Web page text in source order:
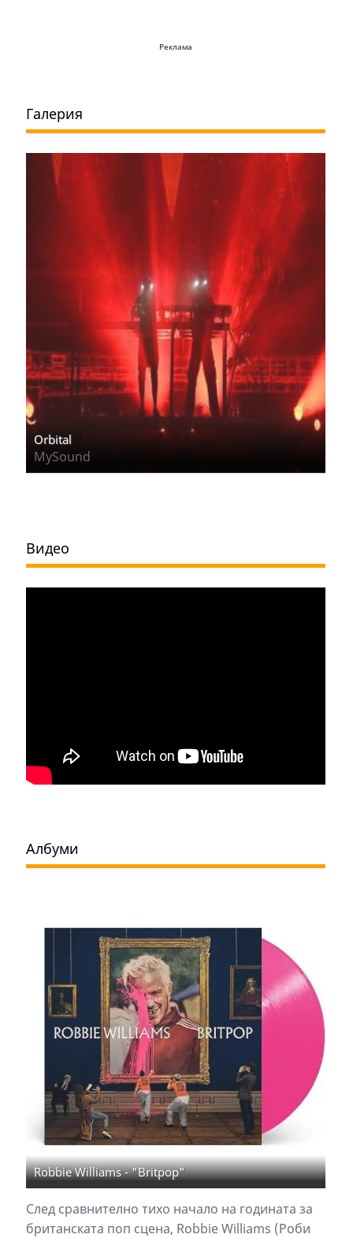
Реклама
Галерия
Orbital
MySound
Видео
Албуми
Robbie Williams - "Britpop"
След сравнително тихо начало на годината за
британската поп сцена, Robbie Williams (Роби